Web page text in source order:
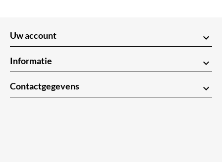
Uw account keyboard_arrow_down
Informatie keyboard_arrow_down
Contactgegevens keyboard_arrow_down